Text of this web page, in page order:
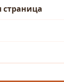
страница